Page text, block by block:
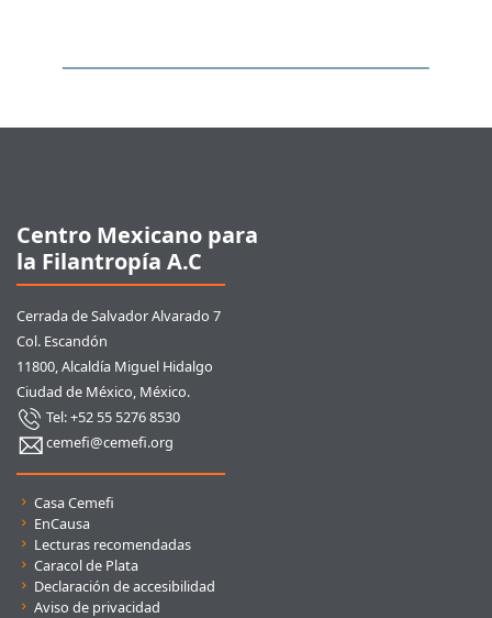
Centro Mexicano para
la Filantropía A.C
Cerrada de Salvador Alvarado 7
Col. Escandón
11800, Alcaldía Miguel Hidalgo
Ciudad de México, México.
Tel: +52 55 5276 8530
cemefi@cemefi.org
Enlaces rápidos
Casa Cemefi
EnCausa
Lecturas recomendadas
Caracol de Plata
Declaración de accesibilidad
Aviso de privacidad